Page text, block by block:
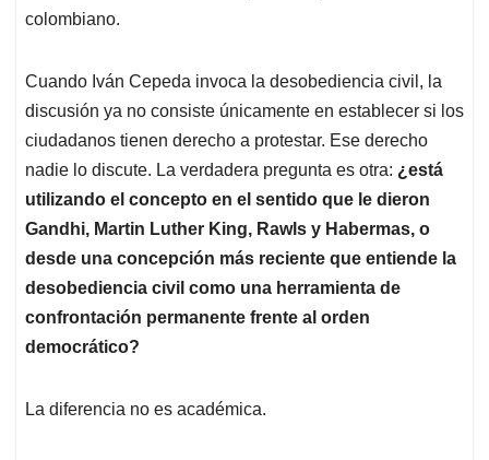
colombiano.
Cuando Iván Cepeda invoca la desobediencia civil, la
discusión ya no consiste únicamente en establecer si los
ciudadanos tienen derecho a protestar. Ese derecho
nadie lo discute. La verdadera pregunta es otra: ¿está
utilizando el concepto en el sentido que le dieron
Gandhi, Martin Luther King, Rawls y Habermas, o
desde una concepción más reciente que entiende la
desobediencia civil como una herramienta de
confrontación permanente frente al orden
democrático?
La diferencia no es académica.